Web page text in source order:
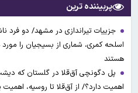
پربیننده ترین
جزییات تیراندازی در مشهد/ دو فرد
اسلحه کمری، شماری از بسیجیان را
هستند
پل دگونچی آق‌قلا در گلستان که
اهمیت دارد؟/ از آق‌قلا تا روسیه،